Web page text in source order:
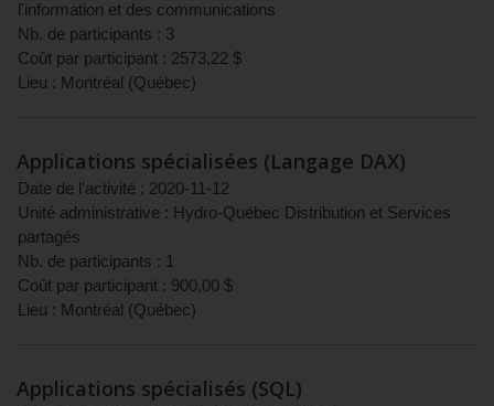
l'information et des communications
Nb. de participants : 3
Coût par participant : 2573,22 $
Lieu : Montréal (Québec)
Applications spécialisées (Langage DAX)
Date de l'activité : 2020-11-12
Unité administrative : Hydro-Québec Distribution et Services
partagés
Nb. de participants : 1
Coût par participant : 900,00 $
Lieu : Montréal (Québec)
Applications spécialisés (SQL)